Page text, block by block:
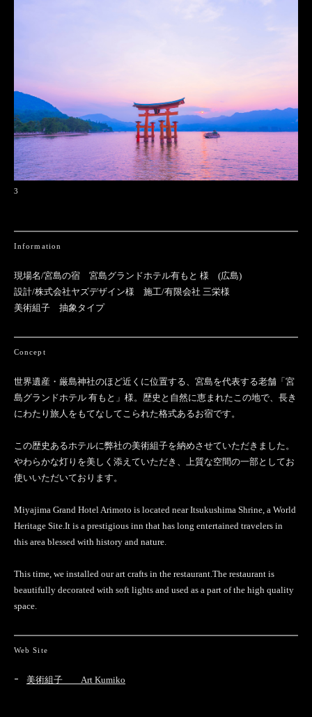
3
Information
現場名/宮島の宿 宮島グランドホテル有もと 様 (広島)
設計/株式会社ヤズデザイン様 施工/有限会社 三栄様
美術組子 抽象タイプ
Concept
世界遺産・厳島神社のほど近くに位置する、宮島を代表する老舗「宮
島グランドホテル 有もと」様。歴史と自然に恵まれたこの地で、長き
にわたり旅人をもてなしてこられた格式あるお宿です。
この歴史あるホテルに弊社の美術組子を納めさせていただきました。
やわらかな灯りを美しく添えていただき、上質な空間の一部としてお
使いいただいております。
Miyajima Grand Hotel Arimoto is located near Itsukushima Shrine, a World
Heritage Site.It is a prestigious inn that has long entertained travelers in
this area blessed with history and nature.
This time, we installed our art crafts in the restaurant.The restaurant is
beautifully decorated with soft lights and used as a part of the high quality
space.
Web Site
美術組子 Art Kumiko